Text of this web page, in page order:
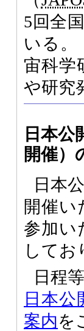
5回全
いる。
宙科学
や研究
日本公
開催）
日本
開催い
参加い
してお
日程
日本公
案内を